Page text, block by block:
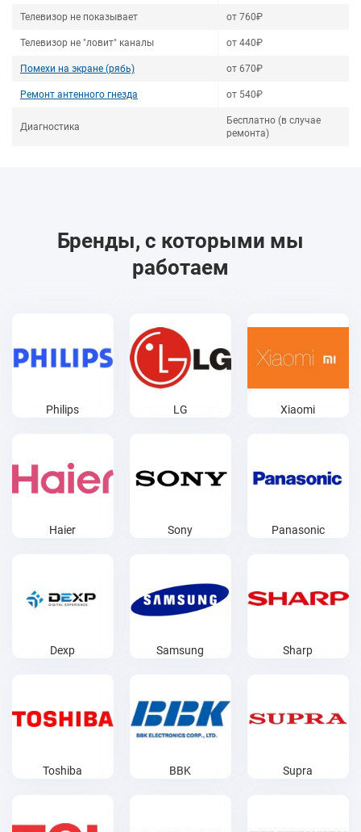
Телевизор не показывает от 760₽
Телевизор не "ловит" каналы от 440₽
Помехи на экране (рябь) от 670₽
Ремонт антенного гнезда от 540₽
Диагностика
Бесплатно (в случае
ремонта)
Бренды, с которыми мы
работаем
Philips LG Xiaomi
Haier Sony Panasonic
Dexp Samsung Sharp
Toshiba BBK Supra